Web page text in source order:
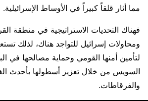
مما أثار قلقاً كبيراً في الأوساط الإسرائيلية.
فهناك التحديات الاستراتيجية في منطقة
ومحاولات إسرائيل للتواجد هناك، لذلك
لتأمين أمنها القومي وحماية مصالحها في
السويس من خلال تعزيز أسطولها بأحدث
والفرقاطات.